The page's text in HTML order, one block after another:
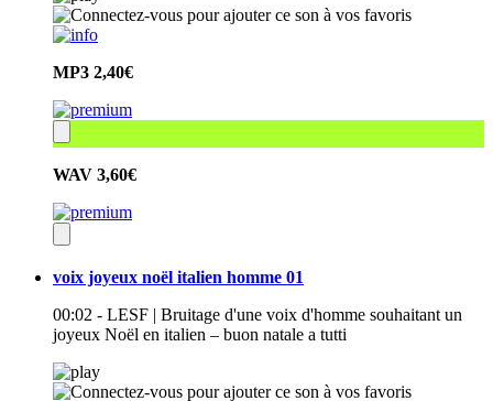
MP3 2,40€
WAV 3,60€
voix joyeux noël italien homme 01
00:02 - LESF | Bruitage d'une voix d'homme souhaitant un
joyeux Noël en italien – buon natale a tutti